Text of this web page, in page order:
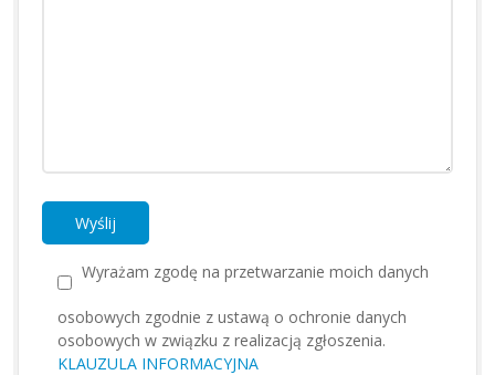
Wyrażam zgodę na przetwarzanie moich danych
osobowych zgodnie z ustawą o ochronie danych
osobowych w związku z realizacją zgłoszenia.
KLAUZULA INFORMACYJNA